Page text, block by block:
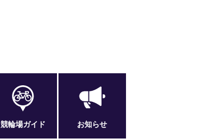
競輪場ガイド お知らせ